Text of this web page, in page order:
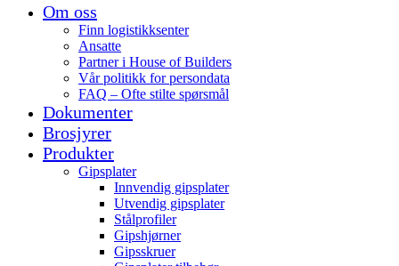
Om oss
Finn logistikksenter
Ansatte
Partner i House of Builders
Vår politikk for persondata
FAQ – Ofte stilte spørsmål
Dokumenter
Brosjyrer
Produkter
Gipsplater
Innvendig gipsplater
Utvendig gipsplater
Stålprofiler
Gipshjørner
Gipsskruer